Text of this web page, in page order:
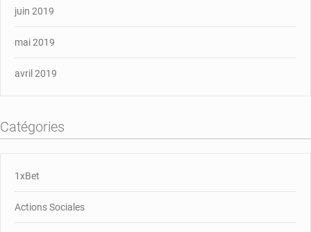
juin 2019
mai 2019
avril 2019
Catégories
1xBet
Actions Sociales